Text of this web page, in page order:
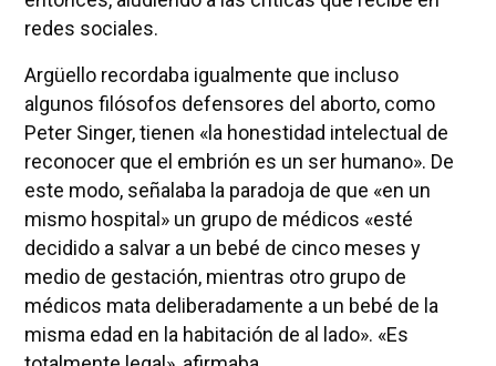
redes sociales.
Argüello recordaba igualmente que incluso
algunos filósofos defensores del aborto, como
Peter Singer, tienen «la honestidad intelectual de
reconocer que el embrión es un ser humano». De
este modo, señalaba la paradoja de que «en un
mismo hospital» un grupo de médicos «esté
decidido a salvar a un bebé de cinco meses y
medio de gestación, mientras otro grupo de
médicos mata deliberadamente a un bebé de la
misma edad en la habitación de al lado». «Es